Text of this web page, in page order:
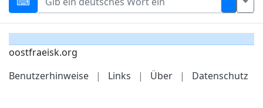
oostfraeisk.org
Benutzerhinweise
| Links | Über | Datenschutz